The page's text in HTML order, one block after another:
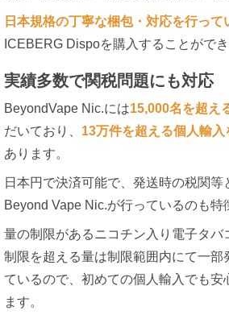
日本規格の丁寧な梱包・対応を行って
ICEBERG Dispoを購入することができ
実績多数で関税問題にも対応
BeyondVape Nic.には15,000名を超え
だいており、 13万件を超える個人輸
あります。
日本円で決済可能で、発送時の税関等
Beyond Vape Nic.が行っているのも特
量の制限があるニコチン入り電子タバ
制限を超える量は制限範囲内にて一部
ているので、初めての個人輸入でも安
ます。